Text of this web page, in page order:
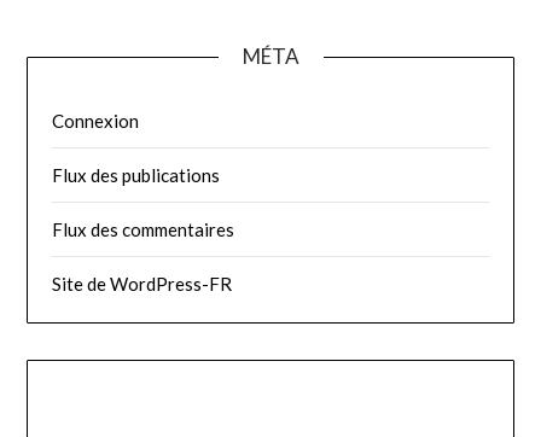
MÉTA
Connexion
Flux des publications
Flux des commentaires
Site de WordPress-FR